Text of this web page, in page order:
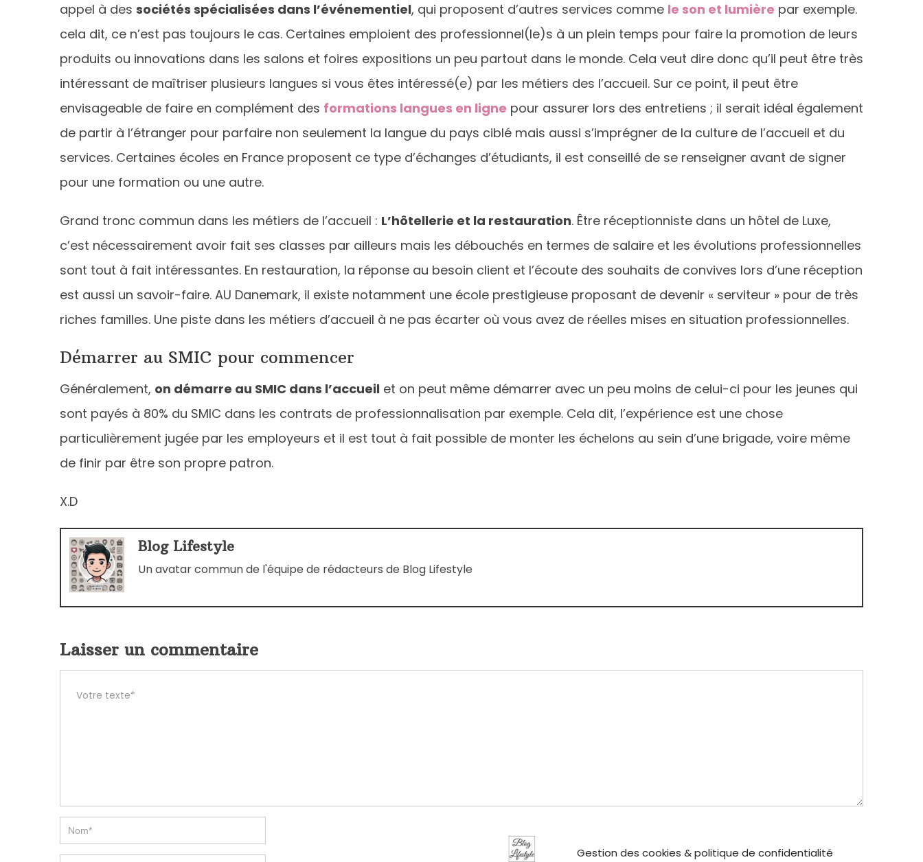
Gestion des cookies & politique de confidentialité
appel à des sociétés spécialisées dans l’événementiel, qui proposent d’autres services comme le son et lumière par exemple.
cela dit, ce n’est pas toujours le cas. Certaines emploient des professionnel(le)s à un plein temps pour faire la promotion de leurs
produits ou innovations dans les salons et foires expositions un peu partout dans le monde. Cela veut dire donc qu’il peut être très
intéressant de maîtriser plusieurs langues si vous êtes intéressé(e) par les métiers des l’accueil. Sur ce point, il peut être
envisageable de faire en complément des formations langues en ligne pour assurer lors des entretiens ; il serait idéal également
de partir à l’étranger pour parfaire non seulement la langue du pays ciblé mais aussi s’imprégner de la culture de l’accueil et du
services. Certaines écoles en France proposent ce type d’échanges d’étudiants, il est conseillé de se renseigner avant de signer
pour une formation ou une autre.
Grand tronc commun dans les métiers de l’accueil : L’hôtellerie et la restauration. Être réceptionniste dans un hôtel de Luxe,
c’est nécessairement avoir fait ses classes par ailleurs mais les débouchés en termes de salaire et les évolutions professionnelles
sont tout à fait intéressantes. En restauration, la réponse au besoin client et l’écoute des souhaits de convives lors d’une réception
est aussi un savoir-faire. AU Danemark, il existe notamment une école prestigieuse proposant de devenir « serviteur » pour de très
riches familles. Une piste dans les métiers d’accueil à ne pas écarter où vous avez de réelles mises en situation professionnelles.
Démarrer au SMIC pour commencer
Généralement, on démarre au SMIC dans l’accueil et on peut même démarrer avec un peu moins de celui-ci pour les jeunes qui
sont payés à 80% du SMIC dans les contrats de professionnalisation par exemple. Cela dit, l’expérience est une chose
particulièrement jugée par les employeurs et il est tout à fait possible de monter les échelons au sein d’une brigade, voire même
de finir par être son propre patron.
X.D
Blog Lifestyle
Un avatar commun de l'équipe de rédacteurs de Blog Lifestyle
Laisser un commentaire